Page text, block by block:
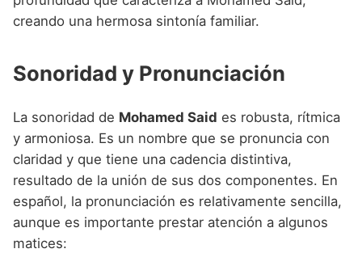
creando una hermosa sintonía familiar.
Sonoridad y Pronunciación
La sonoridad de Mohamed Said es robusta, rítmica
y armoniosa. Es un nombre que se pronuncia con
claridad y que tiene una cadencia distintiva,
resultado de la unión de sus dos componentes. En
español, la pronunciación es relativamente sencilla,
aunque es importante prestar atención a algunos
matices: